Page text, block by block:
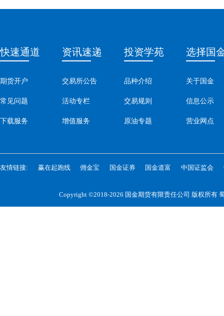
快速通道
期货开户
常见问题
下载服务
资讯速递
交易所公告
活动专栏
增值服务
投资学苑
品种介绍
交易规则
原油专题
选择国
关于国金
信息公示
营业网点
友情链接: 赢在起跑线 佣金宝 国金证券 国金道富 中国证监会
Copyright ©2018-2026 国金期货有限责任公司 版权所有